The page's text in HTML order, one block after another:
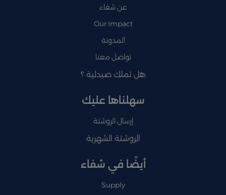
عن شفاء
Our Impact
المدونة
تواصل معنا
هل تملك صيدلية ؟
سهلناها عليك
إرسال الروشتة
الروشتة الشهرية
أيضًا في شفاء
Supply